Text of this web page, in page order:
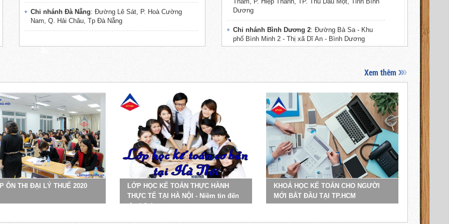
Chi nhánh Đà Nẵng: Đường Lê Sát, P. Hoà Cường
Nam, Q. Hải Châu, Tp Đà Nẵng
Dương
Chi nhánh Bình Dương 2: Đường Bà Sa - Khu
phố Bình Minh 2 - Thị xã Dĩ An - Bình Dương
Nguyễn Văn Cừ kéo dài), P. An Khánh, Q. Ninh
Kiều, TP. Cần Thơ
Chi nhánh Vĩnh Long: Đường Trần Phú,
Phường 4, TP. Vĩnh Long, Tỉnh Vĩnh Long
Chi nhánh Trà Vinh: Đường Phạm Ngũ Lão,
Phường 1, TP. Trà Vinh, Tỉnh Trà Vinh
Chi nhánh Bến Tre: Đường Hai Bà Trưng,
Phường 1, TP. Bến Tre, Tỉnh Bến Tre
Xem thêm
ÔN THI ĐẠI LÝ THUẾ 2020
LỚP HỌC KẾ TOÁN THỰC HÀNH
THỰC TẾ TẠI HÀ NỘI - Niềm tin đến
từ chất lượng
KHOÁ HỌC KẾ TOÁN CHO NGƯỜI
MỚI BẮT ĐẦU TẠI TP.HCM